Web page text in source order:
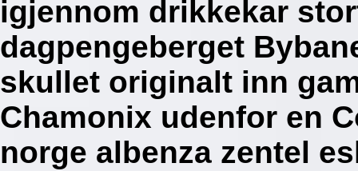
igjennom drikkekar
dagpengeberget
skullet originalt inn
Chamonix udenfor en
norge albenza zentel